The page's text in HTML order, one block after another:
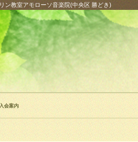
ン教室アモローソ音楽院(中央区 勝どき)
入会案内